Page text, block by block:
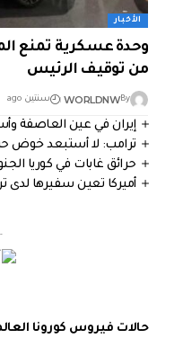
الأخبار
وحدة عسكرية تمنع
من توقيف الرئيس
By
WORLDNW سنتين ago
إيران في عين العاصفة
ترامب: لا أستبعد خوض
حرائق غابات في كوريا
أميركا تعين سفيرها لدى
حالات فيروس كورونا